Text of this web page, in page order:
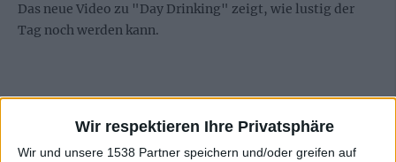
Wir respektieren Ihre Privatsphäre
Wir und unsere 1538 Partner speichern und/oder greifen auf
Das neue Video zu "Day Drinking" zeigt, wie lustig der
Tag noch werden kann.